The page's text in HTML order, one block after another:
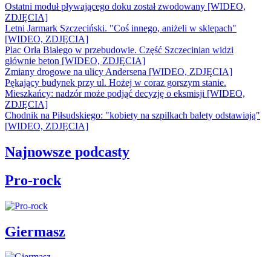
Ostatni moduł pływającego doku został zwodowany [WIDEO,
ZDJĘCIA]
Letni Jarmark Szczeciński. "Coś innego, aniżeli w sklepach"
[WIDEO, ZDJĘCIA]
Plac Orła Białego w przebudowie. Część Szczecinian widzi
głównie beton [WIDEO, ZDJĘCIA]
Zmiany drogowe na ulicy Andersena [WIDEO, ZDJĘCIA]
Pękający budynek przy ul. Hożej w coraz gorszym stanie.
Mieszkańcy: nadzór może podjąć decyzję o eksmisji [WIDEO,
ZDJĘCIA]
Chodnik na Piłsudskiego: "kobiety na szpilkach balety odstawiają"
[WIDEO, ZDJĘCIA]
Najnowsze podcasty
Pro-rock
Giermasz